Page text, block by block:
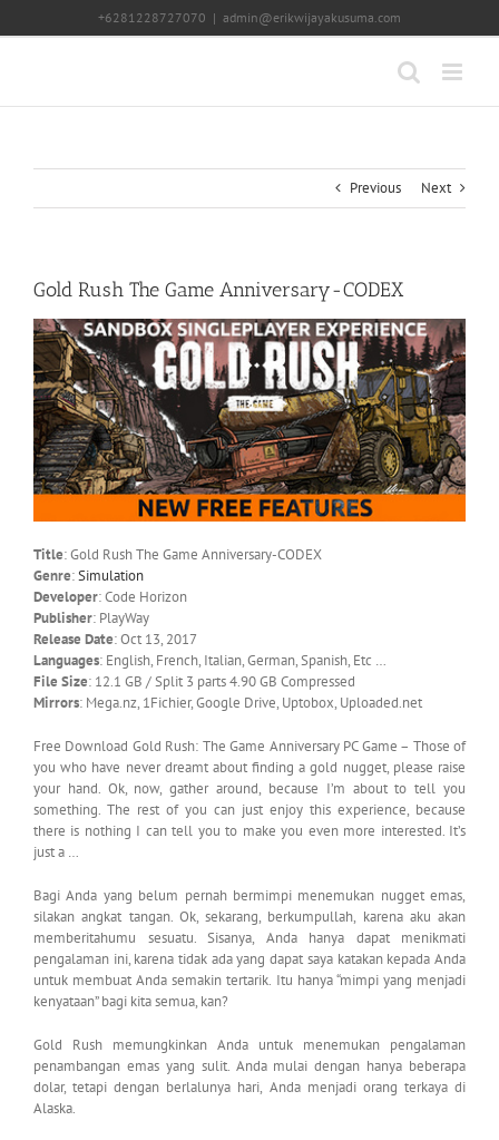
+6281228727070 | admin@erikwijayakusuma.com
Previous Next
Gold Rush The Game Anniversary-CODEX
Title: Gold Rush The Game Anniversary-CODEX
Genre:Simulation
Developer: Code Horizon
Publisher: PlayWay
Release Date: Oct 13, 2017
Languages: English, French, Italian, German, Spanish, Etc …
File Size: 12.1 GB / Split 3 parts 4.90 GB Compressed
Mirrors: Mega.nz, 1Fichier, Google Drive, Uptobox, Uploaded.net
Free Download Gold Rush: The Game Anniversary PC Game – Those of
you who have never dreamt about finding a gold nugget, please raise
your hand. Ok, now, gather around, because I’m about to tell you
something. The rest of you can just enjoy this experience, because
there is nothing I can tell you to make you even more interested. It’s
just a …
Bagi Anda yang belum pernah bermimpi menemukan nugget emas,
silakan angkat tangan. Ok, sekarang, berkumpullah, karena aku akan
memberitahumu sesuatu. Sisanya, Anda hanya dapat menikmati
pengalaman ini, karena tidak ada yang dapat saya katakan kepada Anda
untuk membuat Anda semakin tertarik. Itu hanya “mimpi yang menjadi
kenyataan” bagi kita semua, kan?
Gold Rush memungkinkan Anda untuk menemukan pengalaman
penambangan emas yang sulit. Anda mulai dengan hanya beberapa
dolar, tetapi dengan berlalunya hari, Anda menjadi orang terkaya di
Alaska.